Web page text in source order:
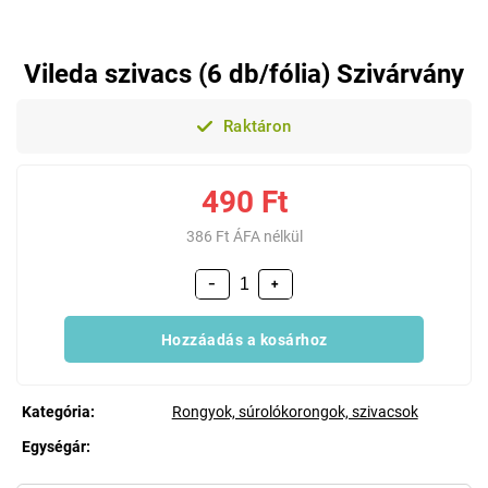
Vileda szivacs (6 db/fólia) Szivárvány
Raktáron
490 Ft
386 Ft ÁFA nélkül
+
−
Hozzáadás a kosárhoz
Kategória:
Rongyok, súrolókorongok, szivacsok
Egységár: